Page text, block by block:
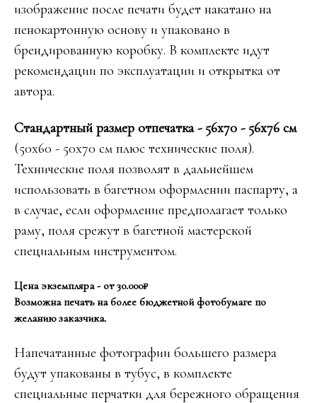
изображение после печати будет накатано на
пенокартонную основу и упаковано в
брендированную коробку. В комплекте идут
рекомендации по эксплуатации и открытка от
автора.
Стандартный размер отпечатка - 56х70 - 56х76 см
(50х60 - 50х70 см плюс технические поля).
Технические поля позволят в дальнейшем
использовать в багетном оформлении паспарту, а
в случае, если оформление предполагает только
раму, поля срежут в багетной мастерской
специальным инструментом.
Цена экземпляра - от 30.000₽
Возможна печать на более бюджетной фотобумаге по
желанию заказчика.
Напечатанные фотографии большего размера
будут упакованы в тубус, в комплекте
специальные перчатки для бережного обращения